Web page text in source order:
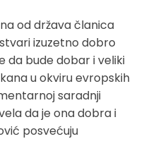
od država članica
izuzetno dobro
da bude dobar i veliki
u okviru evropskih
saradnji
da je ona dobra i
posvećuju